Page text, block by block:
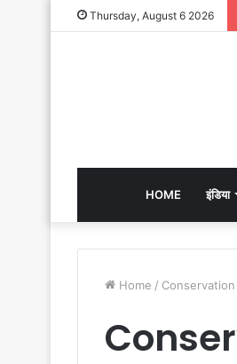
Thursday, August 6 2026
HOME इंडिया
Home / Conservation